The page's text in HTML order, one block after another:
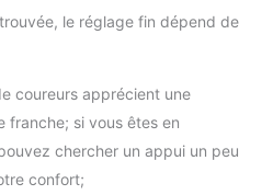
le réglage fin dépend de
coureurs apprécient une
franche; si vous êtes en
chercher un appui un peu
confort;